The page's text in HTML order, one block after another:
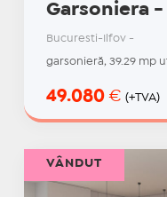
Garsoniera -
Bucuresti-Ilfov -
garsonieră, 39.29 mp
49.080 € (+TVA)
VÂNDUT